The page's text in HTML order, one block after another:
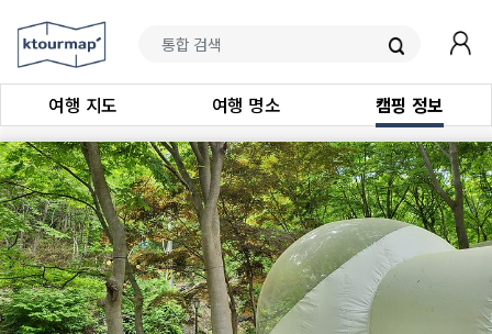
여행 지도 여행 명소 캠핑 정보